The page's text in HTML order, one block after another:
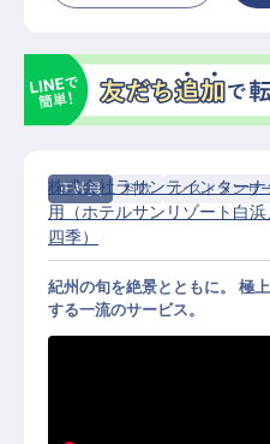
正社員 料飲 レストランサ
株式会社ラサンテインター
用（ホテルサンリゾート白
四季）
紀州の旬を絶景とともに。 極
する一流のサービス。